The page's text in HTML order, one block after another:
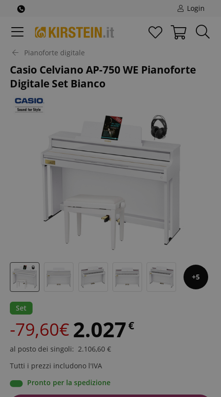
Login
Pianoforte digitale
Casio Celviano AP-750 WE Pianoforte
Digitale Set Bianco
5
Set
-79,60€2.027€
al posto dei singoli: 2.106,60 €
Tutti i prezzi includono l'IVA
Pronto per la spedizione